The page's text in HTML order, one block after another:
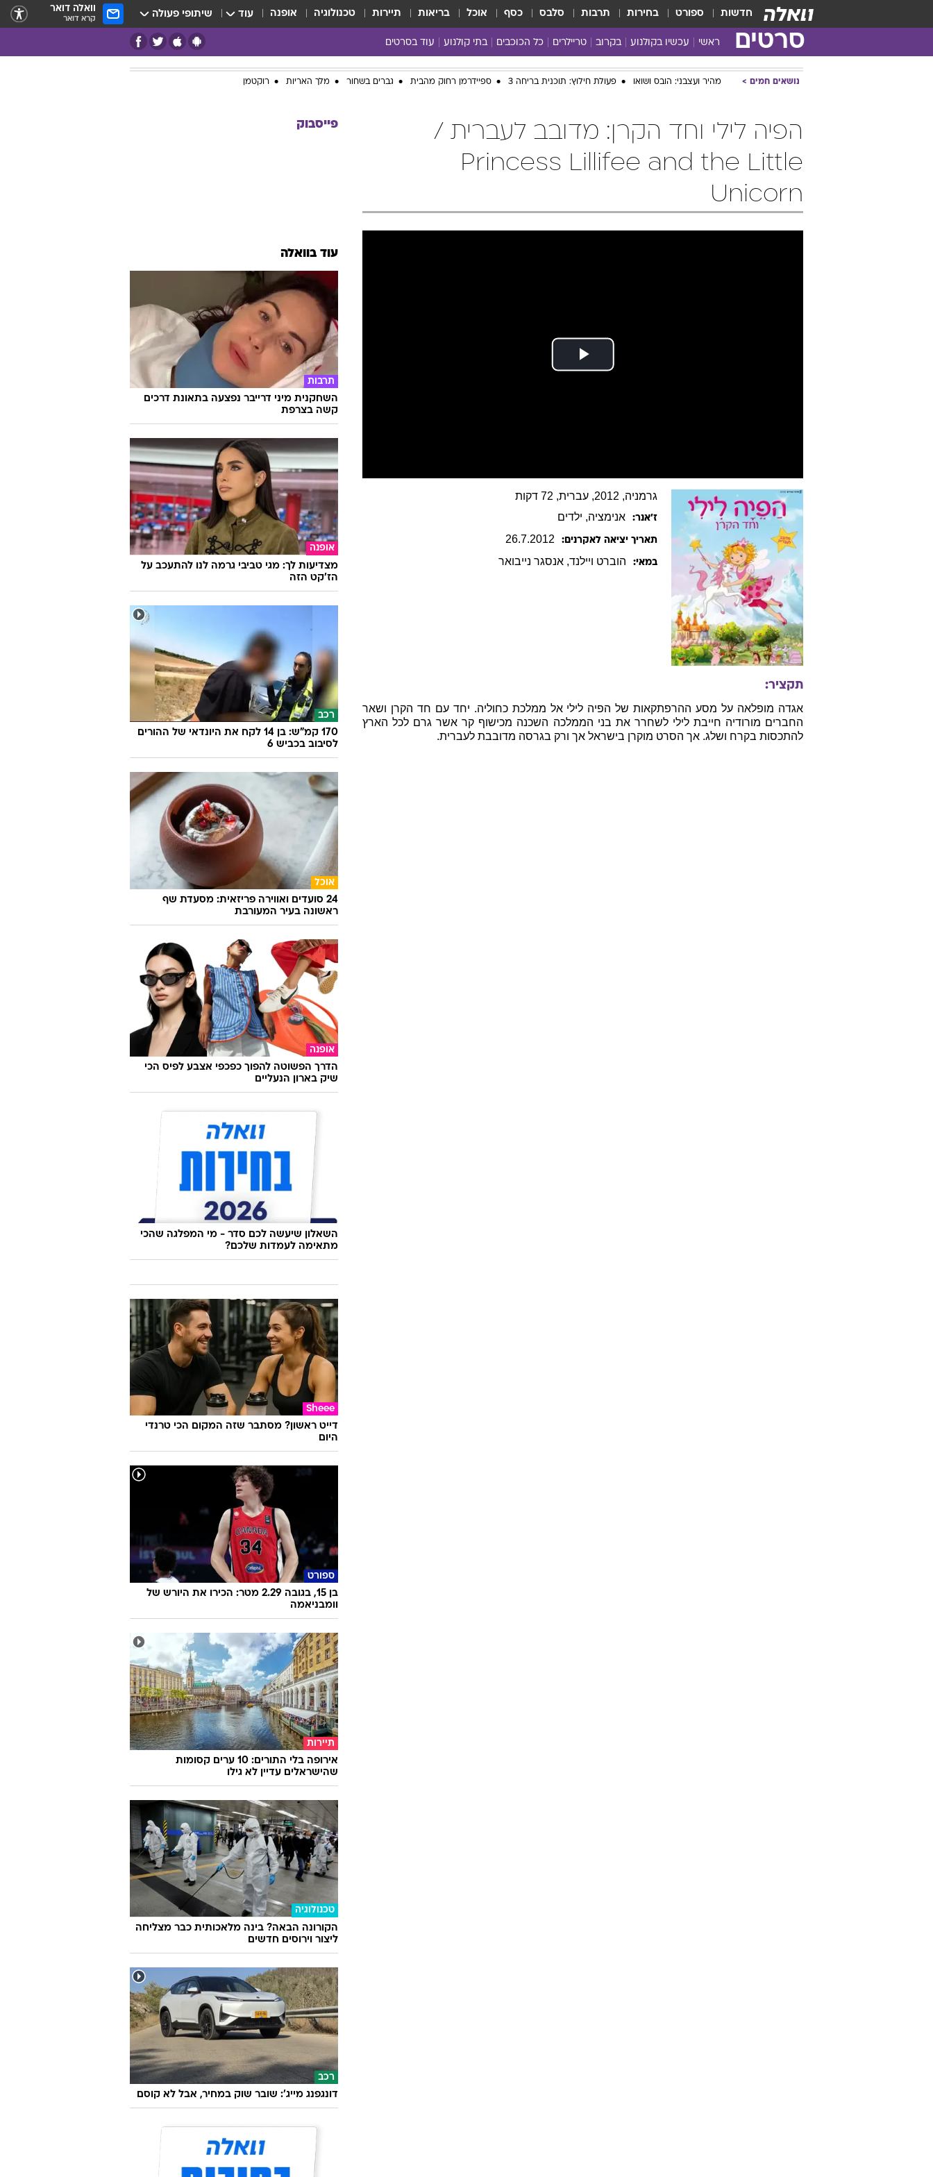
חדשות ספורט בחירות תרבות סלבס כסף אוכל בריאות תיירות טכנולוגיה אופנה עוד שיתופי פעולה וואלה דואר
קרא דואר
סרטים ראשי עכשיו בקולנוע בקרוב טריילרים כל הכוכבים בתי קולנוע עוד בסרטים
כל הסרטים
נושאים חמים מהיר ועצבני: הובס ושואו פעולת חילוץ: תוכנית בריחה 3 ספיידרמן רחוק מהבית גברים בשחור מלך האריות רוקטמן
הפיה לילי וחד הקרן: מדובב לעברית /
Princess Lillifee and the Little
Unicorn
גרמניה, 2012, עברית, 72 דקות
ז׳אנר: אנימציה, ילדים
תאריך יציאה לאקרנים: 26.7.2012
במאי: הוברט ויילנד, אנסגר נייבואר
תקציר:
אגדה מופלאה על מסע ההרפתקאות של הפיה לילי אל ממלכת כחוליה. יחד עם חד הקרן ושאר
החברים מורודיה חייבת לילי לשחרר את בני הממלכה השכנה מכישוף קר אשר גרם לכל הארץ
להתכסות בקרח ושלג. אך הסרט מוקרן בישראל אך ורק בגרסה מדובבת לעברית.
פייסבוק
עוד בוואלה
תרבות
השחקנית מיני דרייבר נפצעה בתאונת דרכים
קשה בצרפת
אופנה
מצדיעות לך: מגי טביבי גרמה לנו להתעכב על
הז'קט הזה
רכב
170 קמ"ש: בן 14 לקח את היונדאי של ההורים
לסיבוב בכביש 6
אוכל
24 סועדים ואווירה פריזאית: מסעדת שף
ראשונה בעיר המעורבת
אופנה
הדרך הפשוטה להפוך כפכפי אצבע לפיס הכי
שיק בארון הנעליים
השאלון שיעשה לכם סדר - מי המפלגה שהכי
מתאימה לעמדות שלכם?
Sheee
דייט ראשון? מסתבר שזה המקום הכי טרנדי
היום
ספורט
בן 15, בגובה 2.29 מטר: הכירו את היורש של
וומבניאמה
תיירות
אירופה בלי התורים: 10 ערים קסומות
שהישראלים עדיין לא גילו
טכנולוגיה
הקורונה הבאה? בינה מלאכותית כבר מצליחה
ליצור וירוסים חדשים
רכב
דונגפנג מייג': שובר שוק במחיר, אבל לא קוסם